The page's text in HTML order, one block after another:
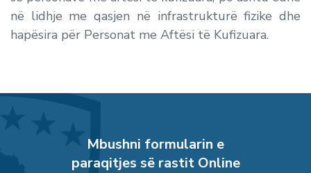
në lidhje me qasjen në infrastrukturë fizike dhe
hapësira për Personat me Aftësi të Kufizuara.
Mbushni formularin e
paraqitjes së rastit Online